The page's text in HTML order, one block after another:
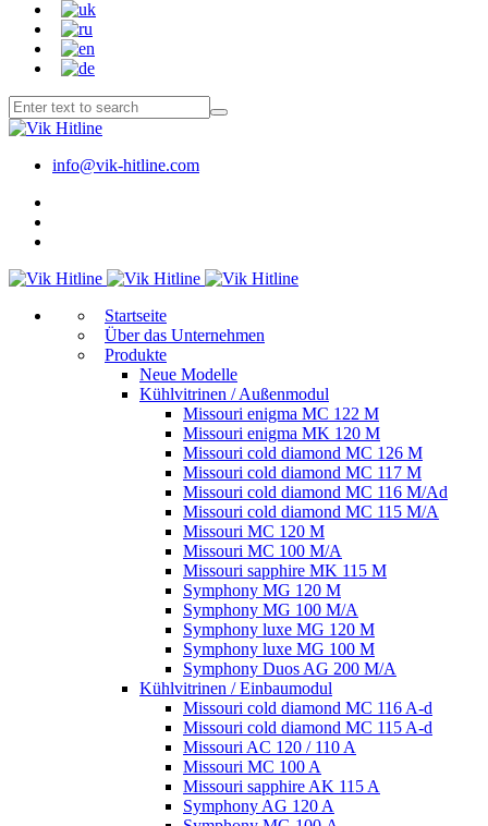
info@vik-hitline.com
Start­sei­te
Über das Unternehmen
Produkte
Neue Modelle
Kühlvitrinen / Außenmodul
Missouri enigma MC 122 M
Missouri enigma MK 120 M
Missouri cold diamond MC 126 M
Missouri cold diamond MC 117 M
Missouri cold diamond MC 116 M/Ad
Missouri cold diamond MC 115 M/A
Missouri MC 120 M
Missouri MC 100 M/A
Missouri sapphire MK 115 M
Symphony MG 120 M
Symphony MG 100 M/А
Symphony luxe MG 120 M
Symphony luxe MG 100 M
Symphony Duos AG 200 M/A
Kühlvitrinen / Einbaumodul
Missouri cold diamond MC 116 A-d
Missouri cold diamond MC 115 A-d
Missouri AC 120 / 110 A
Missouri MC 100 A
Missouri sapphire AK 115 A
Symphony AG 120 A